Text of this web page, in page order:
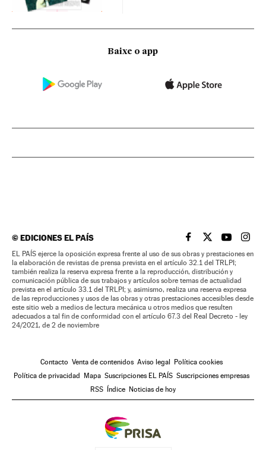
Baixe o app
©EDICIONES EL PAÍS EL PAÍS BRASIL EN
EL PAÍSEL PAÍS
EL
EL PAÍS ejerce la oposición expresa frente al uso de sus obras y prestaciones en
la elaboración de revistas de prensa prevista en el artículo 32.1 del TRLPI;
también realiza la reserva expresa frente a la reproducción, distribución y
comunicación pública de sus trabajos y artículos sobre temas de actualidad
prevista en el artículo 33.1 del TRLPI; y, asimismo, realiza una reserva expresa
de las reproducciones y usos de las obras y otras prestaciones accesibles desde
este sitio web a medios de lectura mecánica u otros medios que resulten
adecuados a tal fin de conformidad con el artículo 67.3 del Real Decreto - ley
24/2021, de 2 de noviembre
Contacto Venta de contenidos Aviso legal
Política cookies
Política de privacidad
Mapa Suscripciones EL PAÍS Suscripciones empresas
RSS
Índice Noticias de hoy